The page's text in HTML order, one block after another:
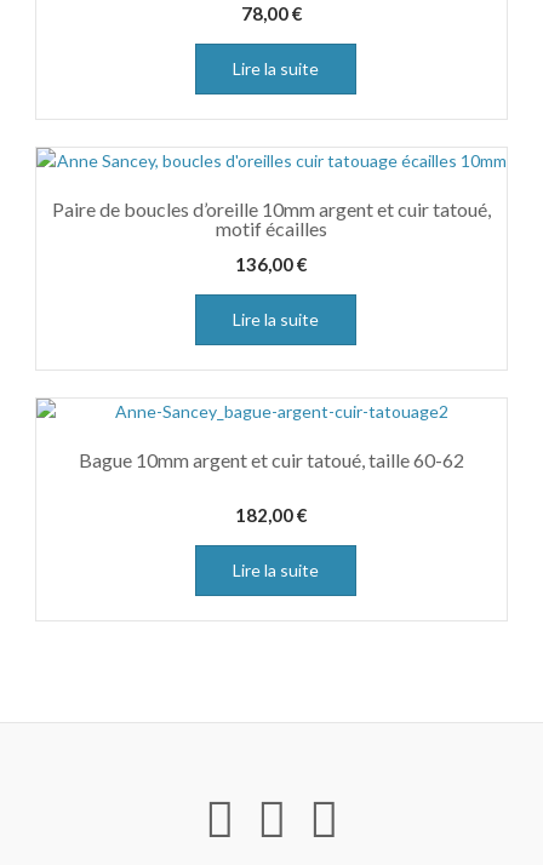
78,00€
Lire la suite
Paire de boucles d’oreille 10mm argent et cuir tatoué,
motif écailles
136,00€
Lire la suite
Bague 10mm argent et cuir tatoué, taille 60-62
182,00€
Lire la suite